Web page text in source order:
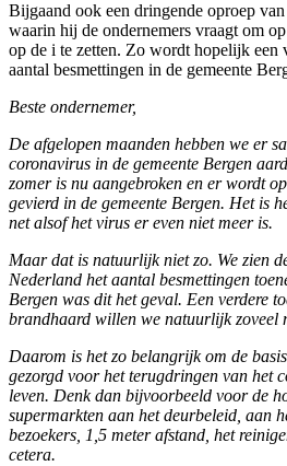
Bijgaand ook een dringende oproep
waarin hij de ondernemers vraagt om
op de i te zetten. Zo wordt hopelijk een
aantal besmettingen in de gemeente
Beste ondernemer,
De afgelopen maanden hebben we er
coronavirus in de gemeente Bergen
zomer is nu aangebroken en er wordt
gevierd in de gemeente Bergen. Het is
net alsof het virus er even niet meer is.
Maar dat is natuurlijk niet zo. We zien
Nederland het aantal besmettingen
Bergen was dit het geval. Een verdere
brandhaard willen we natuurlijk zoveel
Daarom is het zo belangrijk om de
gezorgd voor het terugdringen van het
leven. Denk dan bijvoorbeeld voor de
supermarkten aan het deurbeleid, aan
bezoekers, 1,5 meter afstand, het
cetera.